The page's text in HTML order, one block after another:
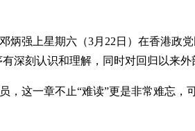
炳强上星期六（3月22日）在香港政
深刻认识和理解，同时对回归以来
，这一章不止“难读”更是非常难忘，